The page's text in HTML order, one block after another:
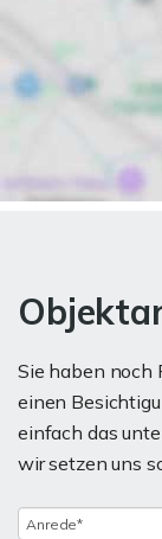
Sie haben noch
einen
einfach das
wir setzen uns